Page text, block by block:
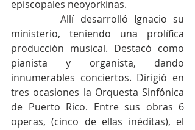
episcopales neoyorkinas.
        Allí desarrolló Ignacio su
ministerio, teniendo una prolífica
producción musical. Destacó como
pianista y organista, dando
innumerables conciertos. Dirigió en
tres ocasiones la Orquesta Sinfónica
de Puerto Rico. Entre sus obras 6
operas, (cinco de ellas inéditas), el